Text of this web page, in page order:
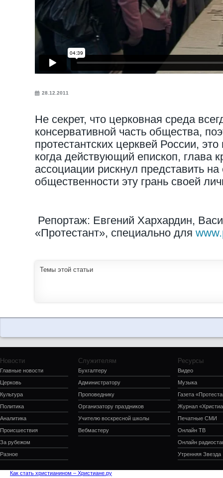
28.12.2011
Не секрет, что церковная среда
консервативной часть общества,
протестантских церквей России,
когда действующий епископ, глава
ассоциации рискнул представить
общественности эту грань своей
Репортаж: Евгений Хархардин,
«Протестант», специально для
Темы этой статьи
Новости
Главные новости
Церковь
Культура
Политика
Аналитика
Происшествия
За рубежом
Разное
Служителям
Бухгалтеру
Администратору
Проповеднику
Организатору праздников
Учителю воскресной школы
Вебмастеру
Ресурсы
Видео
Музыка
Газета
Журнал
Печатные СМИ
Онлайн ТВ
Онлайн
Утренняя Звезда
Как стать христианином – Христиане.ру